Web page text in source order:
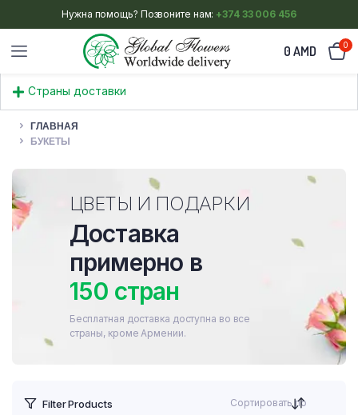
Нужна помощь? Позвоните нам: +374 33 006 456
0 AMD 0
Страны доставки
ГЛАВНАЯ
БУКЕТЫ
ЦВЕТЫ И ПОДАРКИ
Доставка
примерно в
150 стран
Бесплатная доставка доступна во все
страны, кроме Армении.
Filter Products Сортировать по